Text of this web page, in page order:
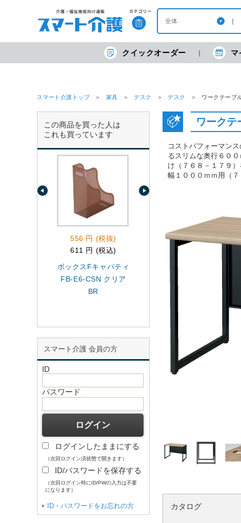
クイックオーダー マ
スマート介護トップ 家具 デスク デスク ワークテーブ
この商品を買った人は
これも買っています
556 円 (税抜)
611 円 (税込)
ボックスFキャパティ
FB-E6-CSN クリア
BR
11,300 円 (税抜)
会議イス FRS-20L IB
スマート介護 会員の方
ID
パスワード
ログインしたままにする
（次回ログイン済状態で開きます）
ID/パスワードを保存する
（次回ログイン時にID/PWの入力は不要
になります）
ID・パスワードをお忘れの方
ワークテ
コストパフォーマン
るスリムな奥行６０
け（７６８－１７９
幅１０００ｍｍ用（７
カタログ